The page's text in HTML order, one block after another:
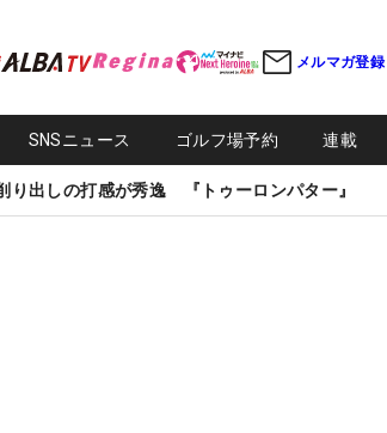
メルマガ登録
SNSニュース ゴルフ場予約 連載
り出しの打感が秀逸 『トゥーロンパター』